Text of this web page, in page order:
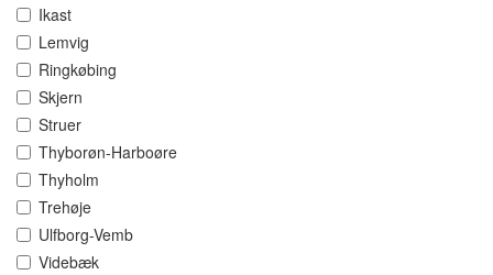
Ikast
Lemvig
Ringkøbing
Skjern
Struer
Thyborøn-Harboøre
Thyholm
Trehøje
Ulfborg-Vemb
Videbæk